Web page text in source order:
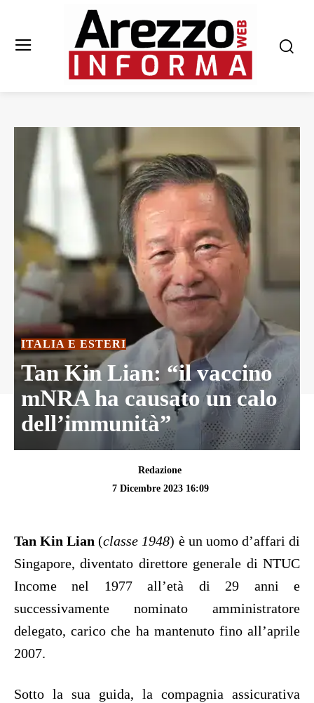
ITALIA E ESTERI
Tan Kin Lian: “il vaccino
mNRA ha causato un calo
dell’immunità”
Redazione
7 Dicembre 2023 16:09
Tan Kin Lian (classe 1948) è un uomo d’affari di
Singapore, diventato direttore generale di NTUC
Income nel 1977 all’età di 29 anni e
successivamente nominato amministratore
delegato, carico che ha mantenuto fino all’aprile
2007.
Sotto la sua guida, la compagnia assicurativa